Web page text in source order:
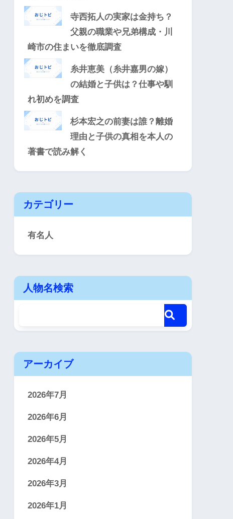
寺西拓人の実家は金持ち？
父親の職業や兄弟構成・川
崎市の住まいを徹底調査
糸井恵美（糸井嘉男の嫁）
の結婚と子供は？仕事や馴
れ初めを調査
杉本宏之の前妻は誰？離婚
理由と子供の真相を本人の
著書で読み解く
カテゴリー
有名人
人物名検索
アーカイブ
2026年7月
2026年6月
2026年5月
2026年4月
2026年3月
2026年1月